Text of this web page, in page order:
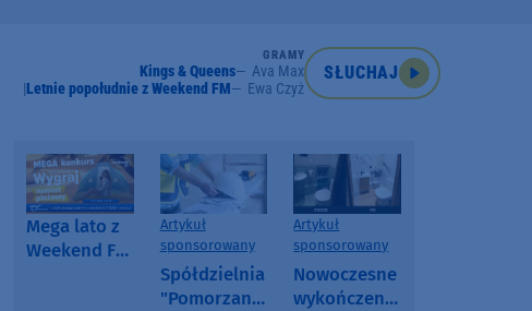
GRAMY
Kings & Queens
Ava Max
Letnie popołudnie z Weekend FM
Ewa Czyż
SŁUCHAJ
Mega lato z
Weekend FM
Artykuł
sponsorowany
Spółdzielnia
"Pomorzanka"
Artykuł
sponsorowany
Nowoczesne
wykończenia